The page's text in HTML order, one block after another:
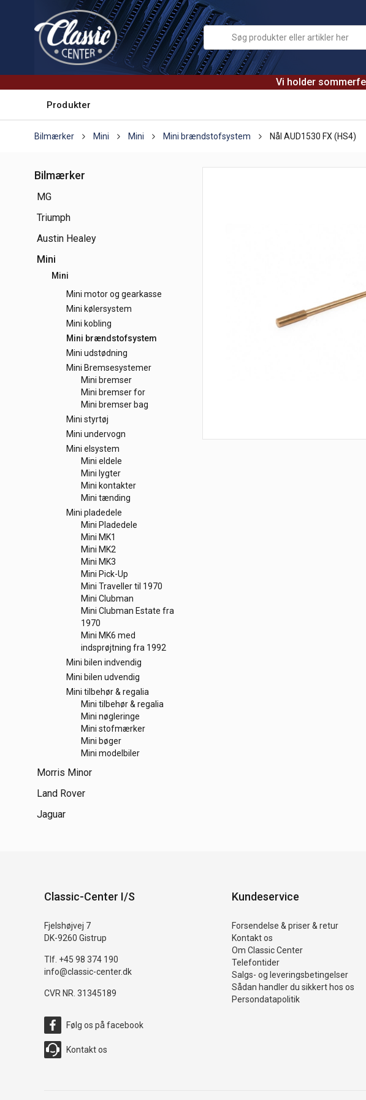
Vi holder
Produkter
Bilmærker Mini Mini Mini brændstofsystem Nål AUD1530 FX (HS4)
Bilmærker
MG
Triumph
Austin Healey
Mini
Mini
Mini motor og gearkasse
Mini kølersystem
Mini kobling
Mini brændstofsystem
Mini udstødning
Mini Bremsesystemer
Mini bremser
Mini bremser for
Mini bremser bag
Mini styrtøj
Mini undervogn
Mini elsystem
Mini eldele
Mini lygter
Mini kontakter
Mini tænding
Mini pladedele
Mini Pladedele
Mini MK1
Mini MK2
Mini MK3
Mini Pick-Up
Mini Traveller til 1970
Mini Clubman
Mini Clubman Estate fra
1970
Mini MK6 med
indsprøjtning fra 1992
Mini bilen indvendig
Mini bilen udvendig
Mini tilbehør & regalia
Mini tilbehør & regalia
Mini nøgleringe
Mini stofmærker
Mini bøger
Mini modelbiler
Morris Minor
Land Rover
Jaguar
Classic-Center I/S
Fjelshøjvej 7
DK-9260 Gistrup
Tlf. +45 98 374 190
info@classic-center.dk
CVR NR. 31345189
Følg os på facebook
Kontakt os
Kundeservice
Forsendelse & priser & retur
Kontakt os
Om Classic Center
Telefontider
Salgs- og leveringsbetingelser
Sådan handler du sikkert hos os
Persondatapolitik